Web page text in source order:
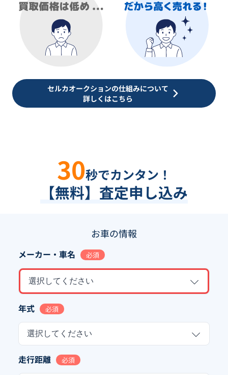
セルカオークションの仕組みについて
詳しくはこちら
30秒でカンタン！
【無料】査定申し込み
お車の情報
メーカー・車名 必須
選択してください
年式 必須
選択してください
走行距離 必須